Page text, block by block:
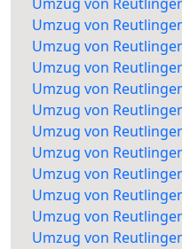
Umzug von
Umzug von
Umzug von
Umzug von
Umzug von
Umzug von
Umzug von
Umzug von
Umzug von
Umzug von
Umzug von